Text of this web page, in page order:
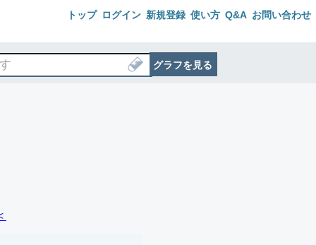
トップ ログイン 新規登録 使い方 Q&A お問い合わせ
グラフを見る